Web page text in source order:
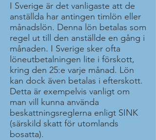
I Sverige är det vanligaste att de
anställda har antingen timlön eller
månadslön. Denna lön betalas som
regel ut till den anställde en gång i
månaden. I Sverige sker ofta
löneutbetalningen lite i förskott,
kring den 25:e varje månad. Lön
kan dock även betalas i efterskott.
Detta är exempelvis vanligt om
man vill kunna använda
beskattningsreglerna enligt SINK
(särskild skatt för utomlands
bosatta).